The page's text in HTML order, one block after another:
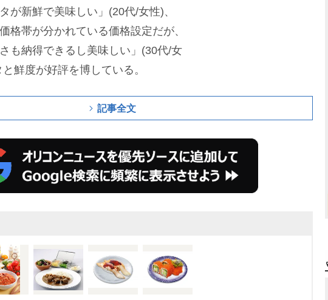
が新鮮で美味しい」(20代/女性)、
格帯が分かれている価格設定だが、
も納得できるし美味しい」(30代/女
鮮度が好評を博している。
記事全文